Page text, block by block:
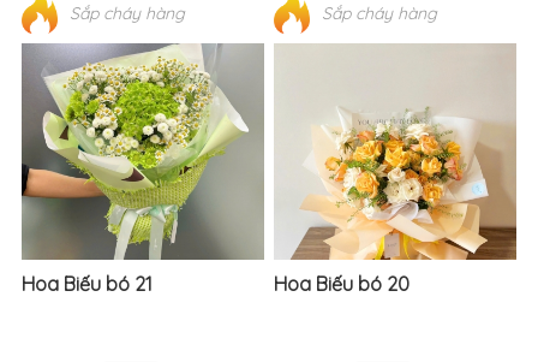
Sắp cháy hàng Sắp cháy hàng
Hoa Biếu bó 21 Hoa Biếu bó 20